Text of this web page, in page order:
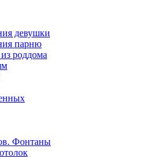
девушки
парню
роддома
Фонтаны